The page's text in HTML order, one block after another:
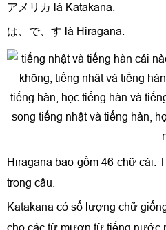
アメリカ là Katakana.
は、で、す là Hiragana.
Hiragana bao gồm 46 chữ cái.
trong câu.
Katakana có số lượng chữ
cho các từ mượn từ tiếng nước